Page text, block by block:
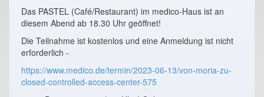
Das PASTEL (Café/Restaurant) im medico-Haus ist an
diesem Abend ab 18.30 Uhr geöffnet!
Die Teilnahme ist kostenlos und eine Anmeldung ist nicht
erforderlich -
https://www.medico.de/termin/2023-06-13/von-moria-zu-
closed-controlled-access-center-575